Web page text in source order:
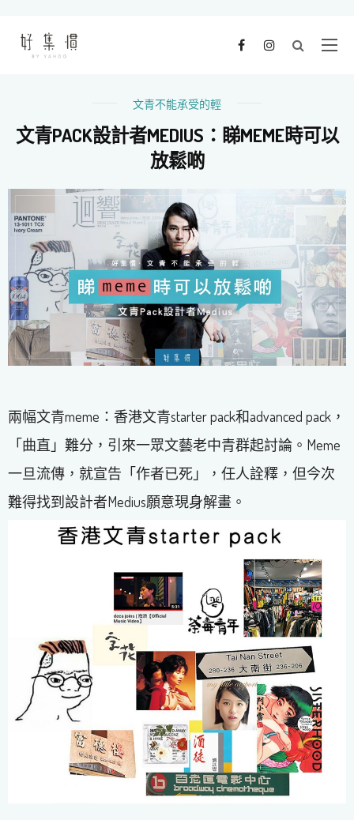
文青不能承受的輕
文青PACK設計者MEDIUS：睇MEME時可以
放鬆啲
兩幅文青meme：香港文青starter pack和advanced pack，
「曲直」難分，引來一眾文藝老中青群起討論。Meme
一旦流傳，就宣告「作者已死」，任人詮釋，但今次
難得找到設計者Medius願意現身解畫。